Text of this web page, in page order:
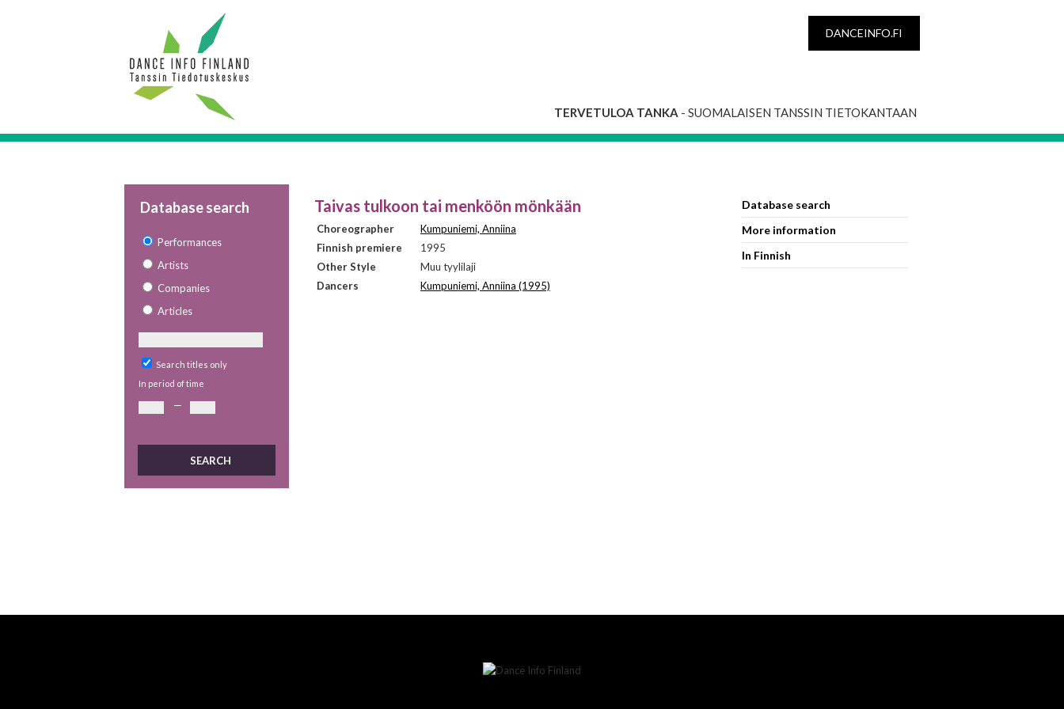
DANCEINFO.FI
TERVETULOA TANKA - SUOMALAISEN TANSSIN TIETOKANTAAN
Database search
Performances
Artists
Companies
Articles
Search titles only
In period of time
—
Taivas tulkoon tai menköön mönkään
Choreographer
Kumpuniemi, Anniina
Finnish premiere
1995
Other Style
Muu tyylilaji
Dancers
Kumpuniemi, Anniina (1995)
Database search
More information
In Finnish